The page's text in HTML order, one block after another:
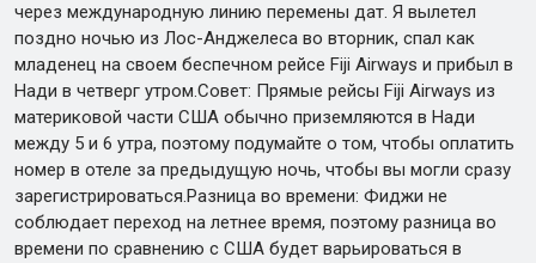
через международную линию перемены дат. Я вылетел
поздно ночью из Лос-Анджелеса во вторник, спал как
младенец на своем беспечном рейсе Fiji Airways и прибыл в
Нади в четверг утром.Совет: Прямые рейсы Fiji Airways из
материковой части США обычно приземляются в Нади
между 5 и 6 утра, поэтому подумайте о том, чтобы оплатить
номер в отеле за предыдущую ночь, чтобы вы могли сразу
зарегистрироваться.Разница во времени: Фиджи не
соблюдает переход на летнее время, поэтому разница во
времени по сравнению с США будет варьироваться в